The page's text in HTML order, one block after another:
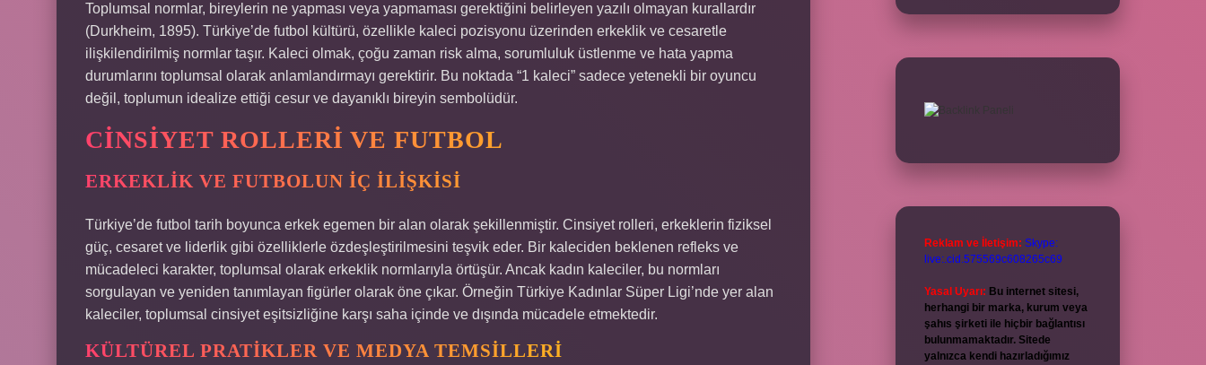
Toplumsal normlar, bireylerin ne yapması veya yapmaması gerektiğini belirleyen yazılı olmayan kurallardır
(Durkheim, 1895). Türkiye’de futbol kültürü, özellikle kaleci pozisyonu üzerinden erkeklik ve cesaretle
ilişkilendirilmiş normlar taşır. Kaleci olmak, çoğu zaman risk alma, sorumluluk üstlenme ve hata yapma
durumlarını toplumsal olarak anlamlandırmayı gerektirir. Bu noktada “1 kaleci” sadece yetenekli bir oyuncu
değil, toplumun idealize ettiği cesur ve dayanıklı bireyin sembolüdür.
CINSIYET ROLLERI VE FUTBOL
ERKEKLIK VE FUTBOLUN İÇ İLIŞKISI
Türkiye’de futbol tarih boyunca erkek egemen bir alan olarak şekillenmiştir. Cinsiyet rolleri, erkeklerin fiziksel
güç, cesaret ve liderlik gibi özelliklerle özdeşleştirilmesini teşvik eder. Bir kaleciden beklenen refleks ve
mücadeleci karakter, toplumsal olarak erkeklik normlarıyla örtüşür. Ancak kadın kaleciler, bu normları
sorgulayan ve yeniden tanımlayan figürler olarak öne çıkar. Örneğin Türkiye Kadınlar Süper Ligi’nde yer alan
kaleciler, toplumsal cinsiyet eşitsizliğine karşı saha içinde ve dışında mücadele etmektedir.
KÜLTÜREL PRATIKLER VE MEDYA TEMSILLERI
Reklam ve İletişim: Skype:
live:.cid.575569c608265c69
Yasal Uyarı: Bu internet sitesi,
herhangi bir marka, kurum veya
şahıs şirketi ile hiçbir bağlantısı
bulunmamaktadır. Sitede
yalnızca kendi hazırladığımız